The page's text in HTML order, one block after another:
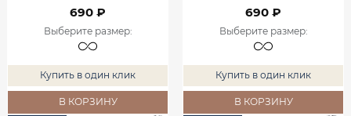
690 ₽
Выберите размер:
Купить в один клик
В КОРЗИНУ
690 ₽
Выберите размер:
Купить в один клик
В КОРЗИНУ